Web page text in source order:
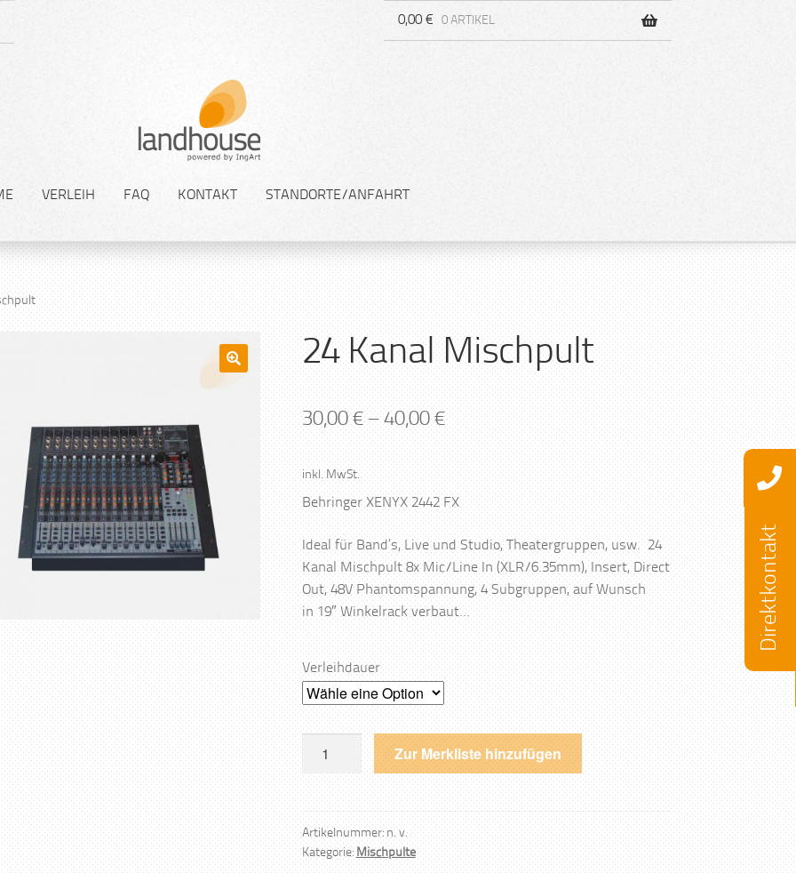
0,00€ 0 ARTIKEL
VERLEIH FAQ KONTAKT STANDORTE/ANFAHRT
24 Kanal Mischpult
30,00€–40,00€
inkl. MwSt.
Behringer XENYX 2442 FX
Ideal für Band’s, Live und Studio, Theatergruppen, usw. 24
Kanal Mischpult 8x Mic/Line In (XLR/6.35mm), Insert, Direct
Out, 48V Phantomspannung, 4 Subgruppen, auf Wunsch
in 19″ Winkelrack verbaut…
Verleihdauer
24
Kanal
Mischpult
Menge
Zur Merkliste hinzufügen
Artikelnummer:n. v.
Kategorie:Mischpulte
Direktkontakt